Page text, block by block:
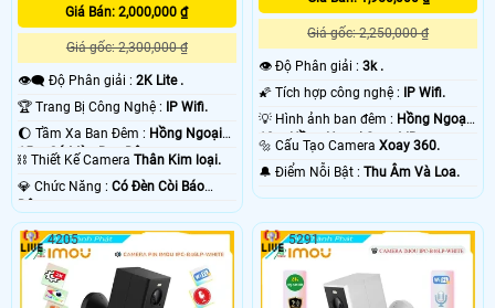
Giá Bán: 2,000,000 ₫
Giá gốc: 2,300,000 ₫
👁️‍🗨 Độ Phân giải : 2K Lite .
🏆 Trang Bị Công Nghệ : IP Wifi.
🌔 Tầm Xa Ban Đêm : Hồng Ngoại
15m Có Màu Ban Ðêm.
⛓ Thiết Kế Camera Thân Kim loại.
️💎 Chức Năng : Có Ðèn Còi Báo
Động.
Giá gốc: 2,250,000 ₫
👁 Độ Phân giải :3k .
🌠 Tích hợp công nghệ :
IP Wifi.
💡 Hình ảnh ban đêm : Hồng Ngoại
10m Hồng Ngoại Smart IR.
🔩 Cấu Tạo CameraXoay 360.
️🔔 Điểm Nỗi Bật :Thu Âm Và Loa.
4205 5291